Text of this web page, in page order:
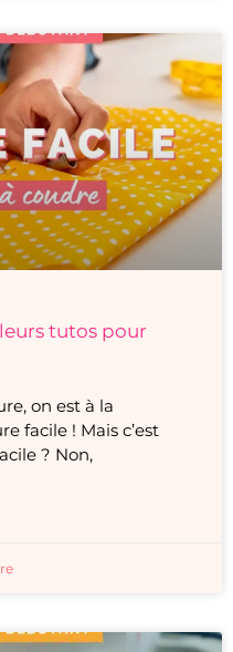
tutos pour
on est à la
facile ! Mais c’est
? Non,